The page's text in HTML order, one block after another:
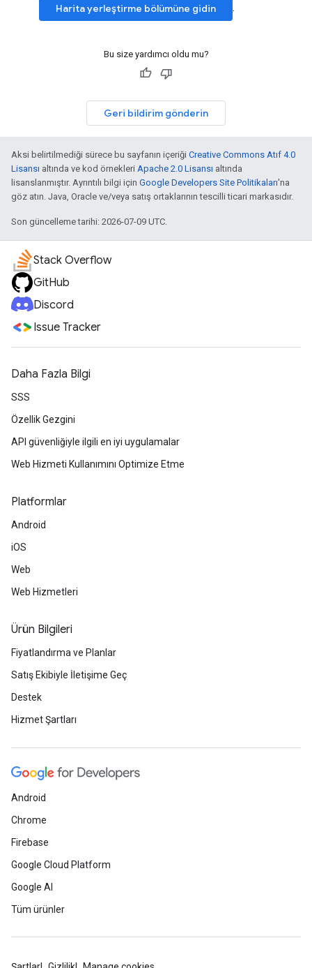
Harita yerleştirme bölümüne gidin .
Bu size yardımcı oldu mu?
Geri bildirim gönderin
Aksi belirtilmediği sürece bu sayfanın içeriği Creative Commons Atıf 4.0
Lisansı altında ve kod örnekleri Apache 2.0 Lisansı altında
lisanslanmıştır. Ayrıntılı bilgi için Google Developers Site Politikaları'na
göz atın. Java, Oracle ve/veya satış ortaklarının tescilli ticari markasıdır.
Son güncelleme tarihi: 2026-07-09 UTC.
Stack Overflow
GitHub
Discord
Issue Tracker
Daha Fazla Bilgi
SSS
Özellik Gezgini
API güvenliğiyle ilgili en iyi uygulamalar
Web Hizmeti Kullanımını Optimize Etme
Platformlar
Android
iOS
Web
Web Hizmetleri
Ürün Bilgileri
Fiyatlandırma ve Planlar
Satış Ekibiyle İletişime Geç
Destek
Hizmet Şartları
Android
Chrome
Firebase
Google Cloud Platform
Google AI
Tüm ürünler